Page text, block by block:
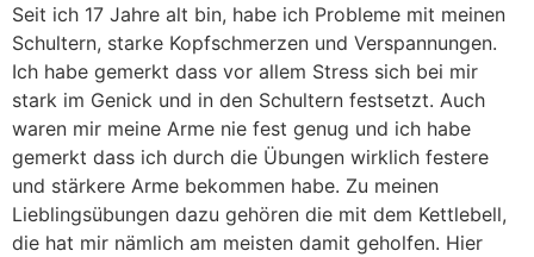
Seit ich 17 Jahre alt bin, habe ich Probleme mit meinen
Schultern, starke Kopfschmerzen und Verspannungen.
Ich habe gemerkt dass vor allem Stress sich bei mir
stark im Genick und in den Schultern festsetzt. Auch
waren mir meine Arme nie fest genug und ich habe
gemerkt dass ich durch die Übungen wirklich festere
und stärkere Arme bekommen habe. Zu meinen
Lieblingsübungen dazu gehören die mit dem Kettlebell,
die hat mir nämlich am meisten damit geholfen. Hier